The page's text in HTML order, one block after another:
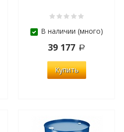
В наличии (много)
39 177
Купить